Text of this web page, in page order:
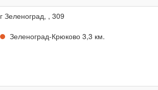
г Зеленоград, , 309
Зеленоград-Крюково 3,3 км.